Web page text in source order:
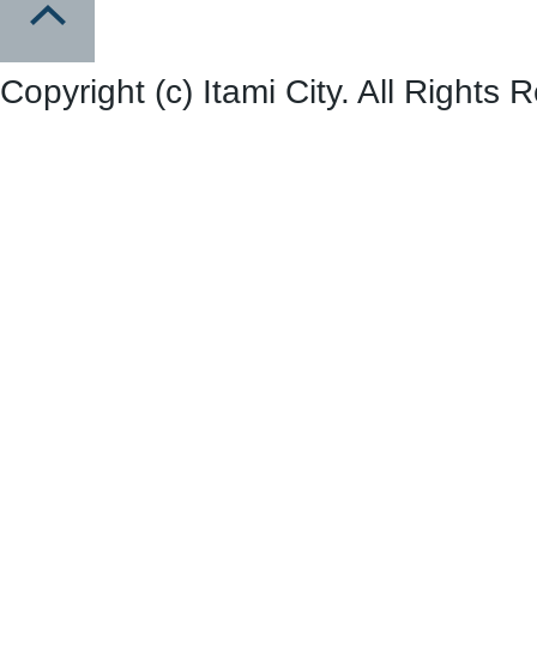
Copyright (c) Itami City. All Rights